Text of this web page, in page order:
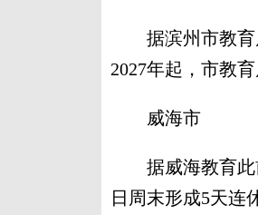
据滨州市教育局
2027年起，市教
威海市
据威海教育此前
日周末形成5天连